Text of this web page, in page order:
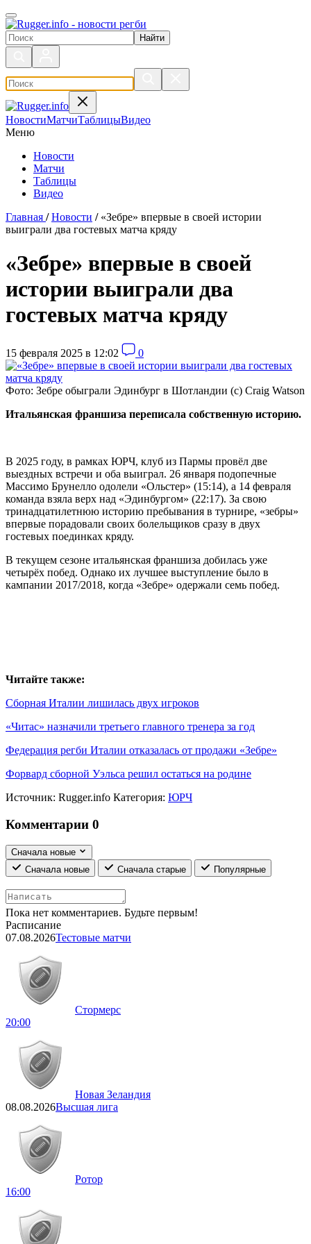
Поиск по сайту
НовостиМатчиТаблицыВидео
Меню
Новости
Матчи
Таблицы
Видео
Главная / Новости / «Зебре» впервые в своей истории
выиграли два гостевых матча кряду
«Зебре» впервые в своей
истории выиграли два
гостевых матча кряду
15 февраля 2025 в 12:02 0
Фото: Зебре обыграли Эдинбург в Шотландии (с) Craig Watson
Итальянская франшиза переписала собственную историю.
В 2025 году, в рамках ЮРЧ, клуб из Пармы провёл две
выездных встречи и оба выиграл. 26 января подопечные
Массимо Брунелло одолели «Ольстер» (15:14), а 14 февраля
команда взяла верх над «Эдинбургом» (22:17). За свою
тринадцатилетнюю историю пребывания в турнире, «зебры»
впервые порадовали своих болельщиков сразу в двух
гостевых поединках кряду.
В текущем сезоне итальянская франшиза добилась уже
четырёх побед. Однако их лучшее выступление было в
кампании 2017/2018, когда «Зебре» одержали семь побед.
Читайте также:
Сборная Италии лишилась двух игроков
«Читас» назначили третьего главного тренера за год
Федерация регби Италии отказалась от продажи «Зебре»
Форвард сборной Уэльса решил остаться на родине
Источник: Rugger.info Категория: ЮРЧ
Комментарии 0
Сначала новые
Сначала новые
Сначала старые Популярные
Пока нет комментариев. Будьте первым!
Расписание
07.08.2026Тестовые матчи
Стормерс
20:00
Новая Зеландия
08.08.2026Высшая лига
Ротор
16:00